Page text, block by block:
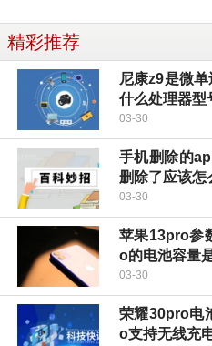
精彩推荐
尼康z9是微
什么处理器型
03-30
手机删除的
删除了应该怎
03-30
苹果13pro参
o的电池容量
03-30
荣耀30pro电
o支持无线充